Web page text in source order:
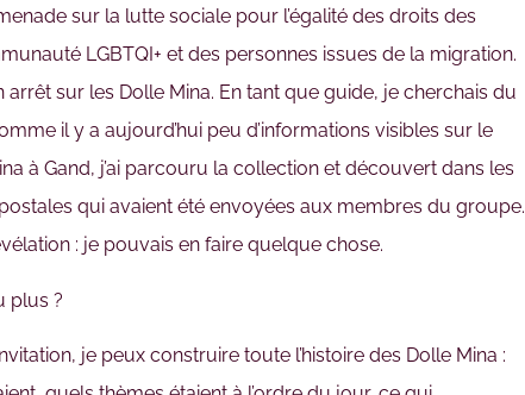
sur la lutte sociale pour l’égalité des droits des
LGBTQI+ et des personnes issues de la migration.
sur les Dolle Mina. En tant que guide, je cherchais du
il y a aujourd’hui peu d’informations visibles sur le
à Gand, j’ai parcouru la collection et découvert dans les
qui avaient été envoyées aux membres du groupe.
: je pouvais en faire quelque chose.
plus ?
je peux construire toute l’histoire des Dolle Mina :